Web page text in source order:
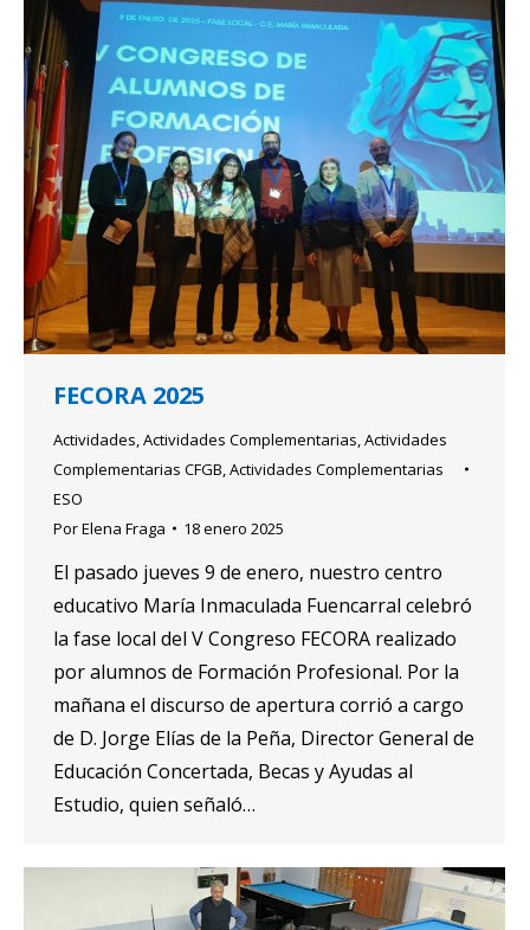
FECORA 2025
Actividades Actividades Complementarias Actividades
Complementarias CFGB Actividades Complementarias
ESO
PorElena Fraga 18 enero 2025
El pasado jueves 9 de enero, nuestro centro
educativo María Inmaculada Fuencarral celebró
la fase local del V Congreso FECORA realizado
por alumnos de Formación Profesional. Por la
mañana el discurso de apertura corrió a cargo
de D. Jorge Elías de la Peña, Director General de
Educación Concertada, Becas y Ayudas al
Estudio, quien señaló…